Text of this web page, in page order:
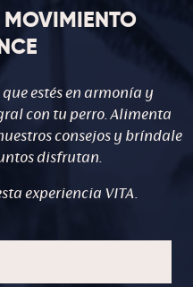
MOVIMIENTO
estés en armonía y
con tu perro. Alimenta
consejos y bríndale
disfrutan.
experiencia VITA.